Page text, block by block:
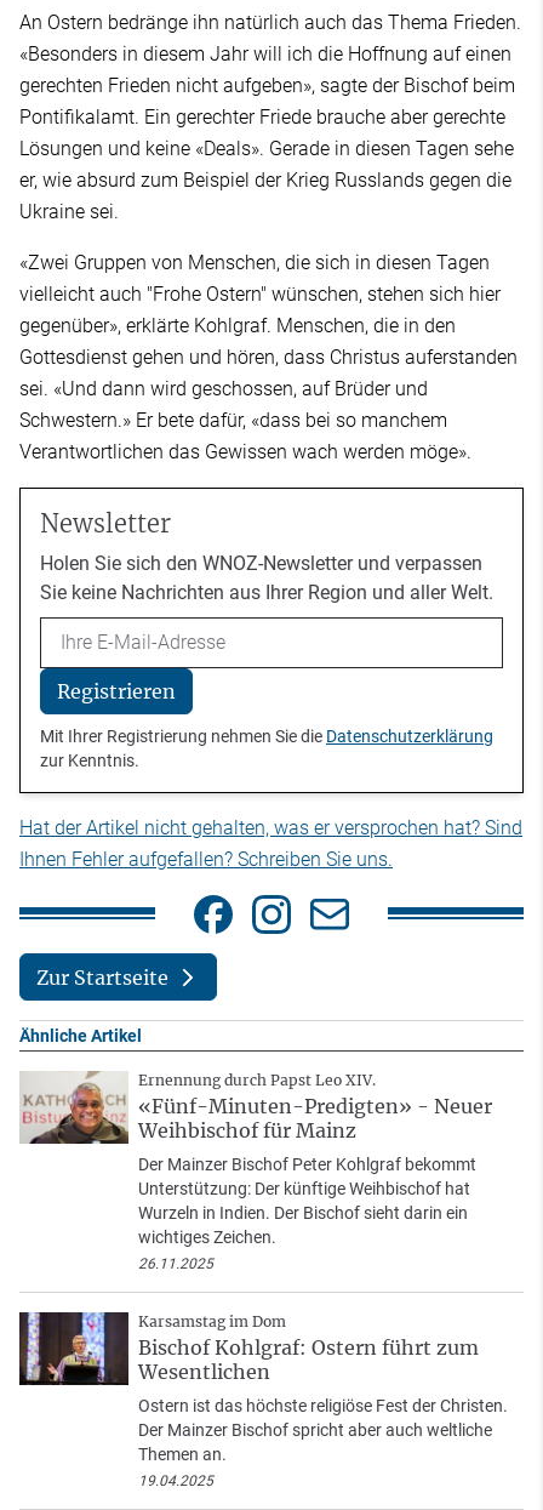
An Ostern bedränge ihn natürlich auch das Thema Frieden.
«Besonders in diesem Jahr will ich die Hoffnung auf einen
gerechten Frieden nicht aufgeben», sagte der Bischof beim
Pontifikalamt. Ein gerechter Friede brauche aber gerechte
Lösungen und keine «Deals». Gerade in diesen Tagen sehe
er, wie absurd zum Beispiel der Krieg Russlands gegen die
Ukraine sei.
«Zwei Gruppen von Menschen, die sich in diesen Tagen
vielleicht auch "Frohe Ostern" wünschen, stehen sich hier
gegenüber», erklärte Kohlgraf. Menschen, die in den
Gottesdienst gehen und hören, dass Christus auferstanden
sei. «Und dann wird geschossen, auf Brüder und
Schwestern.» Er bete dafür, «dass bei so manchem
Verantwortlichen das Gewissen wach werden möge».
Newsletter
Holen Sie sich den WNOZ-Newsletter und verpassen
Sie keine Nachrichten aus Ihrer Region und aller Welt.
Email
Registrieren
Mit Ihrer Registrierung nehmen Sie die Datenschutzerklärung
zur Kenntnis.
Hat der Artikel nicht gehalten, was er versprochen hat? Sind
Ihnen Fehler aufgefallen? Schreiben Sie uns.
Zur Startseite
Ähnliche Artikel
Ernennung durch Papst Leo XIV.
«Fünf-Minuten-Predigten» - Neuer
Weihbischof für Mainz
Der Mainzer Bischof Peter Kohlgraf bekommt
Unterstützung: Der künftige Weihbischof hat
Wurzeln in Indien. Der Bischof sieht darin ein
wichtiges Zeichen.
26.11.2025
Karsamstag im Dom
Bischof Kohlgraf: Ostern führt zum
Wesentlichen
Ostern ist das höchste religiöse Fest der Christen.
Der Mainzer Bischof spricht aber auch weltliche
Themen an.
19.04.2025